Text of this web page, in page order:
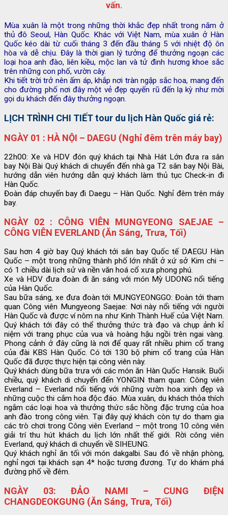
vấn.
Mùa xuân là một trong những thời khắc đẹp nhất trong năm ở
thủ đô Seoul, Hàn Quốc. Khác với Việt Nam, mùa xuân ở Hàn
Quốc kéo dài từ cuối tháng 3 đến đầu tháng 5 với nhiệt độ ôn
hòa và dễ chịu. Đây là thời gian lý tưởng để thưởng ngoạn các
loại hoa anh đào, liên kiều, mộc lan và tử đinh hương khoe sắc
trên những con phố, vườn cây.
Khi tiết trời trở nên ấm áp, khắp nơi tràn ngập sắc hoa, mang đến
cho đường phố nơi đây một vẻ đẹp quyến rũ đến lạ kỳ như mời
gọi du khách đến đây thưởng ngoạn.
LỊCH TRÌNH CHI TIẾT tour du lịch Hàn Quốc giá rẻ:
NGÀY 01 : HÀ NỘI – DAEGU (Nghỉ đêm trên máy bay)
22h00: Xe và HDV đón quý khách tại Nhà Hát Lớn đưa ra sân
bay Nội Bài Quý khách di chuyển đến nhà ga T2 sân bay Nội Bài,
hướng dẫn viên hướng dẫn quý khách làm thủ tục Check-in đi
Hàn Quốc.
Đoàn đáp chuyến bay đi Daegu – Hàn Quốc. Nghỉ đêm trên máy
bay.
NGÀY 02 : CÔNG VIÊN MUNGYEONG SAEJAE –
CÔNG VIÊN EVERLAND (Ăn Sáng, Trưa, Tối)
Sau hơn 4 giờ bay Quý khách tới sân bay Quốc tế DAEGU Hàn
Quốc – một trong những thành phố lớn nhất ở xứ sở Kim chi –
có 1 chiều dài lịch sử và nền văn hoá cổ xưa phong phú.
Xe và HDV đưa đoàn đi ăn sáng với món Mỳ UDONG nổi tiếng
của Hàn Quốc.
Sau bữa sáng, xe đưa đoàn tới MUNGYEONGGO: Đoàn tới tham
quan Công viên Mungyeong Saejae: Nơi này nổi tiếng với người
Hàn Quốc và được ví nôm na như Kinh Thành Huế của Việt Nam.
Quý khách tới đây có thể thưởng thức trà đạo và chụp ảnh kỉ
niệm với trang phục của vua và hoàng hậu ngồi trên ngai vàng.
Phong cảnh ở đây cũng là nơi để quay rất nhiều phim cổ trang
của đài KBS Hàn Quốc. Có tới 130 bộ phim cổ trang của Hàn
Quốc đã được thực hiện tại công viên này.
Quý khách dùng bữa trưa với các món ăn Hàn Quốc Hansik. Buổi
chiều, quý khách di chuyển đến YONGIN tham quan: Công viên
Everland – Everland nổi tiếng với những vườn hoa xinh đẹp và
những cuộc thi cắm hoa độc đáo. Mùa xuân, du khách thỏa thích
ngắm các loại hoa và thưởng thức sắc hồng đặc trưng của hoa
anh đào trong công viên. Tại đây quý khách còn tự do tham gia
các trò chơi trong Công viên Everland – một trong 10 công viên
giải trí thu hút khách du lịch lớn nhất thế giới. Rời công viên
Everland, quý khách di chuyển về SIHEUNG.
Quý khách nghỉ ăn tối với món dakgalbi. Sau đó về nhận phòng,
nghỉ ngơi tại khách sạn 4* hoặc tương đương. Tự do khám phá
đường phố về đêm.
NGÀY 03: ĐẢO NAMI – CUNG ĐIỆN
CHANGDEOKGUNG (Ăn Sáng, Trưa, Tối)